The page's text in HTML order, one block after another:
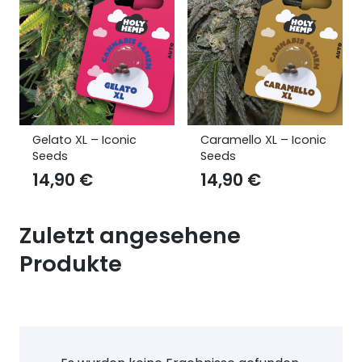
Gelato XL – Iconic
Seeds
14,90 €
Caramello XL – Iconic
Seeds
14,90 €
Zuletzt angesehene
Produkte